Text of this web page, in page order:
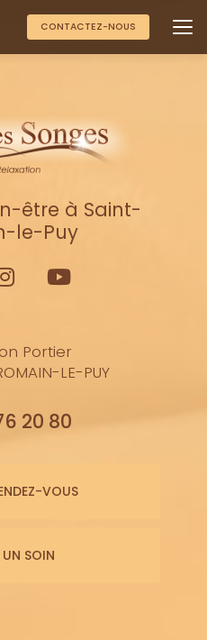
CONTACTEZ-NOUS
être à Saint-
le-Puy
Portier
LE-PUY
20 80
VOUS
UN SOIN